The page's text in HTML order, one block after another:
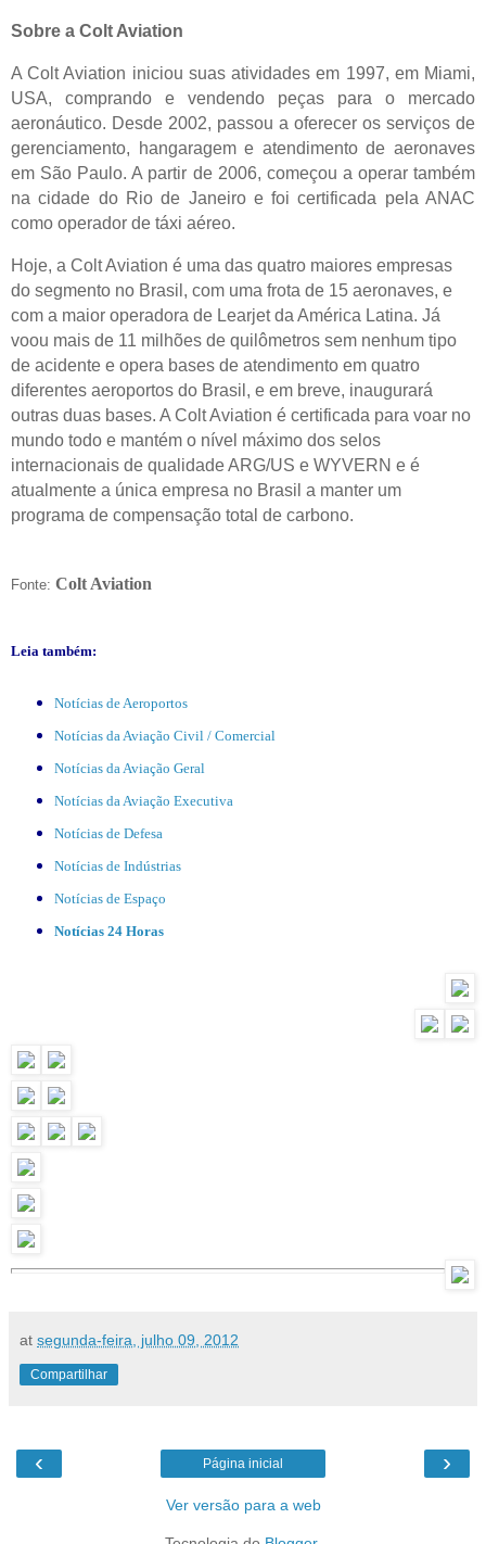
Sobre a Colt Aviation
A Colt Aviation iniciou suas atividades em 1997, em Miami,
USA, comprando e vendendo peças para o mercado
aeronáutico. Desde 2002, passou a oferecer os serviços de
gerenciamento, hangaragem e atendimento de aeronaves
em São Paulo. A partir de 2006, começou a operar também
na cidade do Rio de Janeiro e foi certificada pela ANAC
como operador de táxi aéreo.
Hoje, a Colt Aviation é uma das quatro maiores empresas
do segmento no Brasil, com uma frota de 15 aeronaves, e
com a maior operadora de Learjet da América Latina. Já
voou mais de 11 milhões de quilômetros sem nenhum tipo
de acidente e opera bases de atendimento em quatro
diferentes aeroportos do Brasil, e em breve, inaugurará
outras duas bases. A Colt Aviation é certificada para voar no
mundo todo e mantém o nível máximo dos selos
internacionais de qualidade ARG/US e WYVERN e é
atualmente a única empresa no Brasil a manter um
programa de compensação total de carbono.
Fonte: Colt Aviation
Leia também:
Notícias de Aeroportos
Notícias da Aviação Civil / Comercial
Notícias da Aviação Geral
Notícias da Aviação Executiva
Notícias de Defesa
Notícias de Indústrias
Notícias de Espaço
Notícias 24 Horas
at segunda-feira, julho 09, 2012
Compartilhar
‹ ›
Página inicial
Ver versão para a web